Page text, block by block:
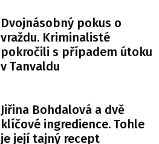
Dvojnásobný pokus o
vraždu. Kriminalisté
pokročili s případem útoku
v Tanvaldu
Jiřina Bohdalová a dvě
klíčové ingredience. Tohle
je její tajný recept